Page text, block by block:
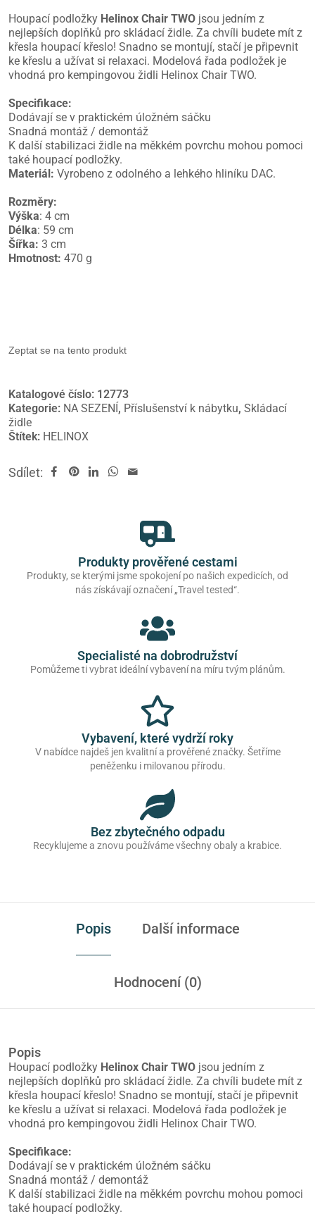
Houpací podložky Helinox Chair TWO jsou jedním z
nejlepších doplňků pro skládací židle. Za chvíli budete mít z
křesla houpací křeslo! Snadno se montují, stačí je připevnit
ke křeslu a užívat si relaxaci. Modelová řada podložek je
vhodná pro kempingovou židli Helinox Chair TWO.
Specifikace:
Dodávají se v praktickém úložném sáčku
Snadná montáž / demontáž
K další stabilizaci židle na měkkém povrchu mohou pomoci
také houpací podložky.
Materiál: Vyrobeno z odolného a lehkého hliníku DAC.
Rozměry:
Výška: 4 cm
Délka: 59 cm
Šířka: 3 cm
Hmotnost: 470 g
Zeptat se na tento produkt
Katalogové číslo: 12773
Kategorie: NA SEZENÍ, Příslušenství k nábytku, Skládací
židle
Štítek: HELINOX
Sdílet:
Produkty prověřené cestami
Produkty, se kterými jsme spokojení po našich expedicích, od
nás získávají označení „Travel tested“.
Specialisté na dobrodružství
Pomůžeme ti vybrat ideální vybavení na míru tvým plánům.
Vybavení, které vydrží roky
V nabídce najdeš jen kvalitní a prověřené značky. Šetříme
peněženku i milovanou přírodu.
Bez zbytečného odpadu
Recyklujeme a znovu používáme všechny obaly a krabice.
Popis Další informace
Hodnocení (0)
Popis
Houpací podložky Helinox Chair TWO jsou jedním z
nejlepších doplňků pro skládací židle. Za chvíli budete mít z
křesla houpací křeslo! Snadno se montují, stačí je připevnit
ke křeslu a užívat si relaxaci. Modelová řada podložek je
vhodná pro kempingovou židli Helinox Chair TWO.
Specifikace:
Dodávají se v praktickém úložném sáčku
Snadná montáž / demontáž
K další stabilizaci židle na měkkém povrchu mohou pomoci
také houpací podložky.